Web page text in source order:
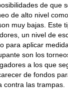
de que
de alto nivel
muy bajas. Este
un nivel de
para aplicar
son los
a los que
de fondos
contra las trampas.